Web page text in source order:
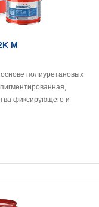
M
полиуретановых
фиксирующего и